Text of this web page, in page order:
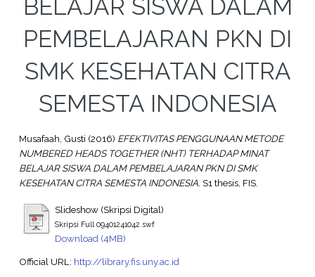
BELAJAR SISWA DALAM
PEMBELAJARAN PKN DI
SMK KESEHATAN CITRA
SEMESTA INDONESIA
Musafaah, Gusti (2016) EFEKTIVITAS PENGGUNAAN METODE
NUMBERED HEADS TOGETHER (NHT) TERHADAP MINAT
BELAJAR SISWA DALAM PEMBELAJARAN PKN DI SMK
KESEHATAN CITRA SEMESTA INDONESIA. S1 thesis, FIS.
Slideshow (Skripsi Digital)
Skripsi Full 09401241042.swf
Download (4MB)
Official URL: http://library.fis.uny.ac.id